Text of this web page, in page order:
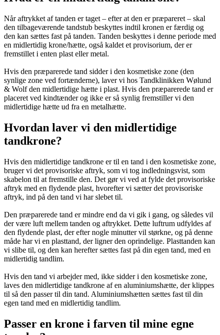
Når aftrykket af tanden er taget – efter at den er præpareret – skal
den tilbageværende tandstub beskyttes indtil kronen er færdig og
den kan sættes fast på tanden. Tanden beskyttes i denne periode med
en midlertidig krone/hætte, også kaldet et provisorium, der er
fremstillet i enten plast eller metal.
Hvis den præparerede tand sidder i den kosmetiske zone (den
synlige zone ved fortænderne), laver vi hos Tandklinikken Wølund
& Wolf den midlertidige hætte i plast. Hvis den præparerede tand er
placeret ved kindtænder og ikke er så synlig fremstiller vi den
midlertidige hætte ud fra en metalhætte.
Hvordan laver vi den midlertidige
tandkrone?
Hvis den midlertidige tandkrone er til en tand i den kosmetiske zone,
bruger vi det provisoriske aftryk, som vi tog indledningsvist, som
skabelon til at fremstille den. Det gør vi ved at fylde det provisoriske
aftryk med en flydende plast, hvorefter vi sætter det provisoriske
aftryk, ind på den tand vi har slebet til.
Den præparerede tand er mindre end da vi gik i gang, og således vil
der være luft mellem tanden og aftrykket. Dette luftrum udfyldes af
den flydende plast, der efter nogle minutter vil størkne, og på denne
måde har vi en plasttand, der ligner den oprindelige. Plasttanden kan
vi slibe til, og den kan herefter sættes fast på din egen tand, med en
midlertidig tandlim.
Hvis den tand vi arbejder med, ikke sidder i den kosmetiske zone,
laves den midlertidige tandkrone af en aluminiumshætte, der klippes
til så den passer til din tand. Aluminiumshætten sættes fast til din
egen tand med en midlertidig tandlim.
Passer en krone i farven til mine egne